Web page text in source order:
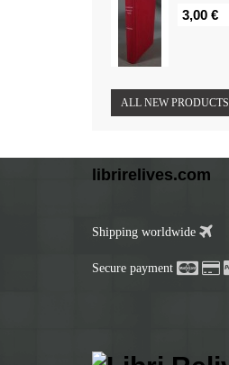
3,00 €
ALL NEW PRODUCTS
librirelives.com
Shipping worldwide
Secure payment